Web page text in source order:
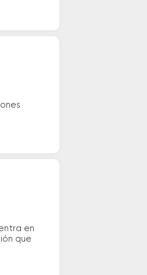
en
que